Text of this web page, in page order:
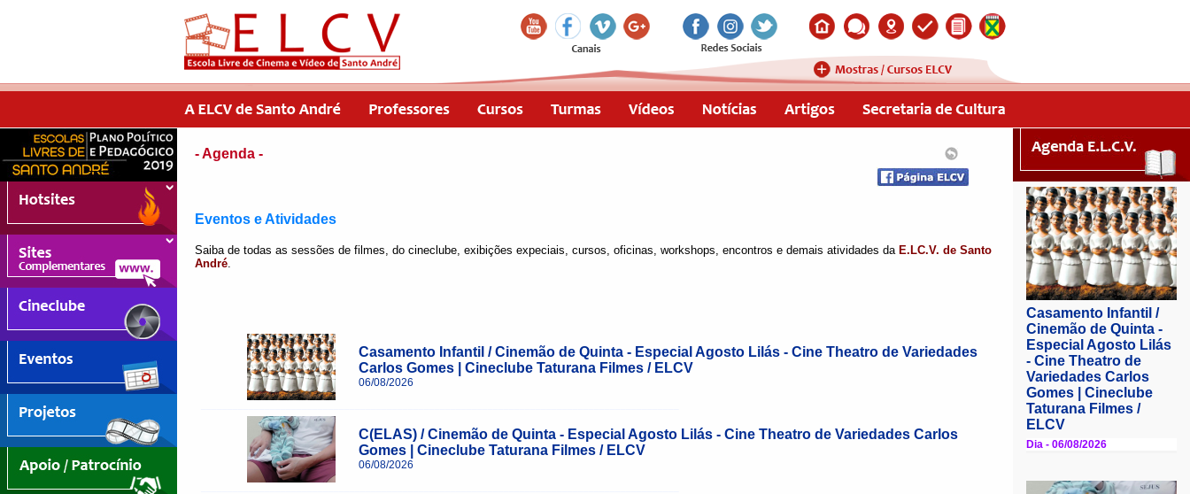
- Agenda -
Eventos e Atividades
Saiba de todas as sessões de filmes, do cineclube, exibições expeciais, cursos, oficinas, workshops, encontros e demais atividades da E.LC.V. de Santo
André.
Casamento Infantil / Cinemão de Quinta - Especial Agosto Lilás - Cine Theatro de Variedades
Carlos Gomes | Cineclube Taturana Filmes / ELCV
06/08/2026
C(ELAS) / Cinemão de Quinta - Especial Agosto Lilás - Cine Theatro de Variedades Carlos
Gomes | Cineclube Taturana Filmes / ELCV
06/08/2026